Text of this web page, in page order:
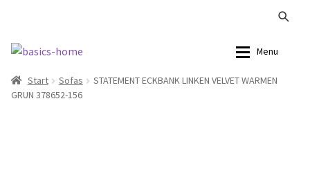
Zur
springen
Zum
springen
Menu
Alle Produkte
Alle Produkte
Start Sofas
STATEMENT ECKBANK LINKEN VELVET WARMEN
GRUN 378652-156